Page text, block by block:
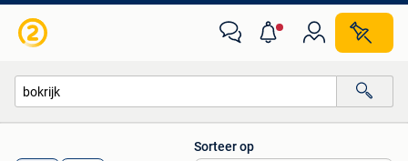
Sorteer op